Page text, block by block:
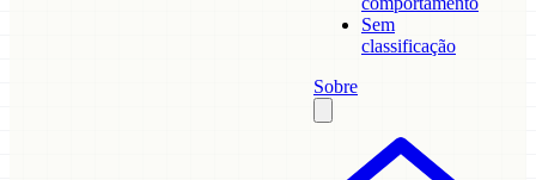
Sem
classificação
Sobre